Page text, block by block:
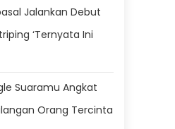
Jalankan Debut
‘Ternyata Ini
Suaramu Angkat
Orang Tercinta